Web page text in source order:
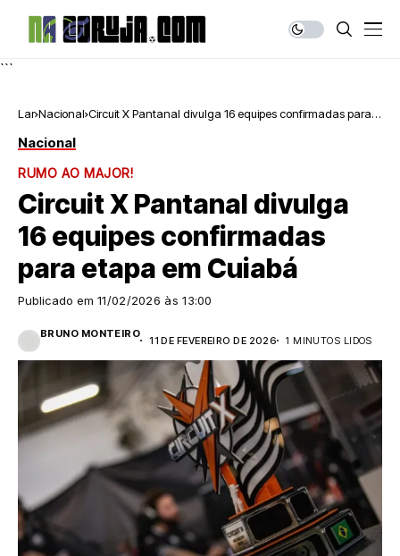
```
Lar Nacional Circuit X Pantanal divulga 16 equipes confirmadas para
Nacional
RUMO AO MAJOR!
Circuit X Pantanal divulga
16 equipes confirmadas
para etapa em Cuiabá
Publicado em 11/02/2026 às 13:00
BRUNO MONTEIRO
11 DE FEVEREIRO DE 2026 1 MINUTOS LIDOS